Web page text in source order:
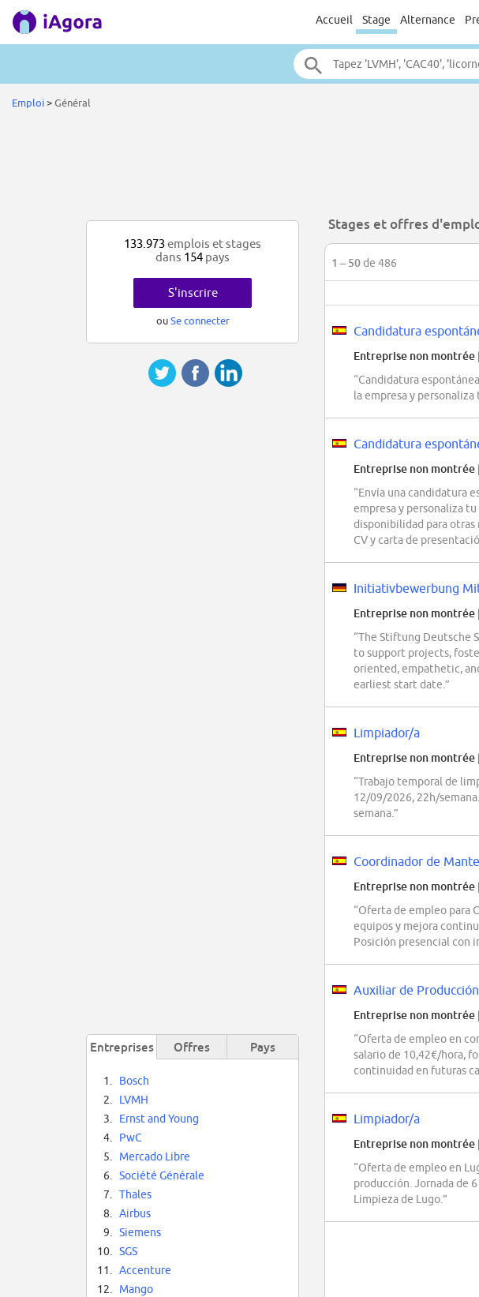
Accueil Stage Alternance
Emploi>Général
Stages et offres
1 – 50de 486
Candidatura
Entreprise non montrée
“Candidatura
la empresa y
Candidatura
Entreprise non montrée
“Envía una candidatura
empresa y personaliza
disponibilidad para otras
CV y carta de
Initiativbewerbung
Entreprise non montrée
“The Stiftung Deutsche
to support projects,
oriented, empathetic,
earliest start date.”
Limpiador/a
Entreprise non montrée
“Trabajo temporal de
12/09/2026, 22h/
semana.”
Coordinador de
Entreprise non montrée
“Oferta de empleo para
equipos y mejora
Posición presencial con
Auxiliar de
Entreprise non montrée
“Oferta de empleo en
salario de 10,42€/hora,
continuidad en futuras
Limpiador/a
Entreprise non montrée
“Oferta de empleo en
producción. Jornada de
Limpieza de Lugo.”
133.973emplois et stages
dans 154 pays
S'inscrire
ouSe connecter
Entreprises Offres Pays
1.
Bosch
2.
LVMH
3.
Ernst and Young
4.
PwC
5.
Mercado Libre
6.
Société Générale
7.
Thales
8.
Airbus
9.
Siemens
10.
SGS
11.
Accenture
12.
Mango